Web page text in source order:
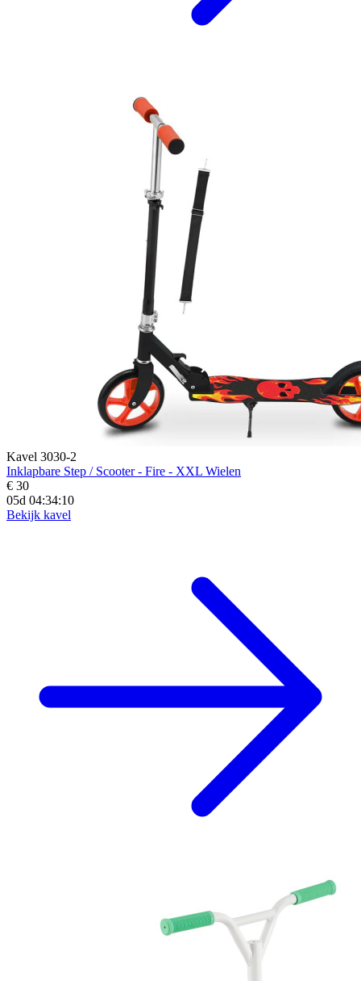
Kavel 3030-2
Inklapbare Step / Scooter - Fire - XXL Wielen
€ 30
05d 04:34:09
Bekijk kavel